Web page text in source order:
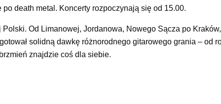
death metal. Koncerty rozpoczynają się od 15.00.
Od Limanowej, Jordanowa, Nowego Sącza po
solidną dawkę różnorodnego gitarowego grania – od
znajdzie coś dla siebie.